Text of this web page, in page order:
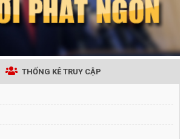
THỐNG KÊ TRUY CẬP